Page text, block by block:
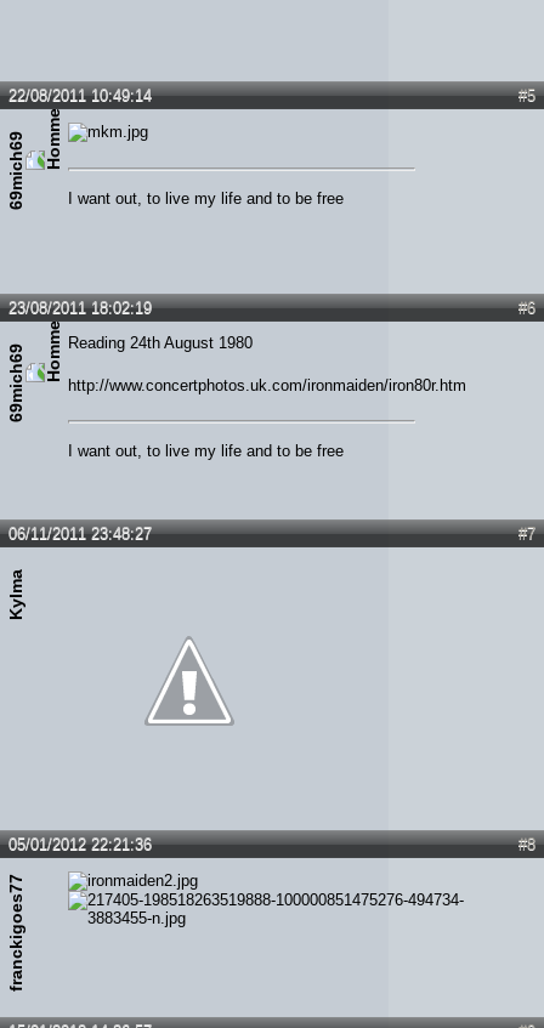
#5
22/08/2011 10:49:14
69mich69 I want out, to live my life and to be free
#6
23/08/2011 18:02:19
69mich69
Reading 24th August 1980
http://www.concertphotos.uk.com/ironmaiden/iron80r.htm
I want out, to live my life and to be free
#7
06/11/2011 23:48:27
Kylma
#8
05/01/2012 22:21:36
franckigoes77